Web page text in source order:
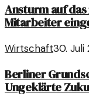
Ansturm auf
Mitarbeiter
Wirtschaft30. Juli
Berliner
Ungeklärte